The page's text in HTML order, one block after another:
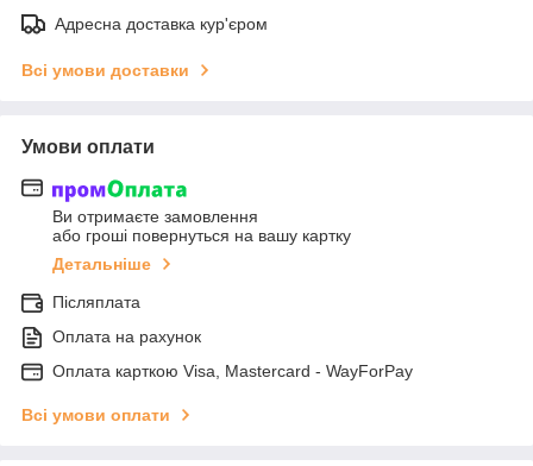
Адресна доставка кур'єром
Всі умови доставки
Умови оплати
Ви отримаєте замовлення
або гроші повернуться на вашу картку
Детальніше
Післяплата
Оплата на рахунок
Оплата карткою Visa, Mastercard - WayForPay
Всі умови оплати